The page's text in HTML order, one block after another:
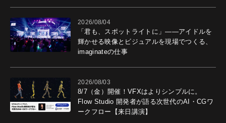
2026/08/04
「君も、スポットライトに」――アイドルを
輝かせる映像とビジュアルを現場でつくる、
imaginateの仕事
2026/08/03
8/7（金）開催！VFXはよりシンプルに。
Flow Studio 開発者が語る次世代のAI・CGワ
ークフロー【来日講演】